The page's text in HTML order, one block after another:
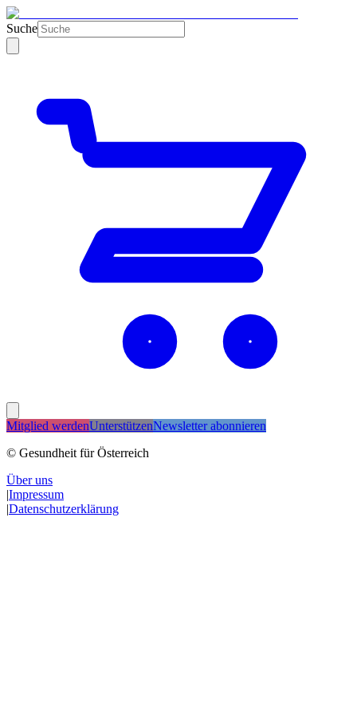
Suche
Mitglied werdenUnterstützenNewsletter abonnieren
© Gesundheit für Österreich
Über uns
|Impressum
|Datenschutzerklärung